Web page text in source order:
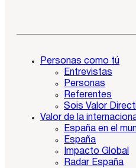
Personas como tú
Entrevistas
Personas
Referentes
Sois Valor
Valor de la
España en el
España
Impacto Global
Radar España